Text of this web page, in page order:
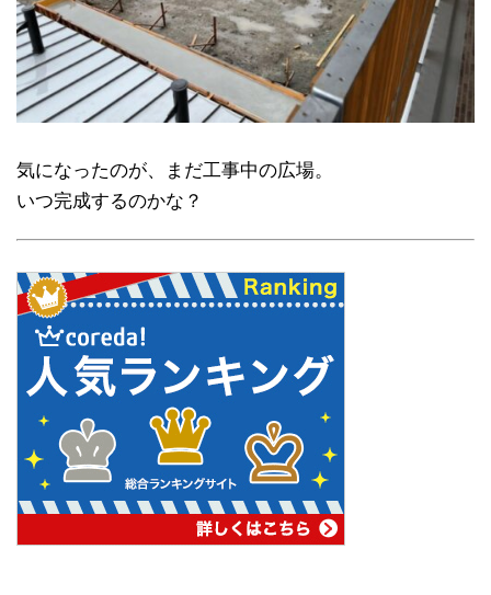
気になったのが、まだ工事中の広場。
いつ完成するのかな？